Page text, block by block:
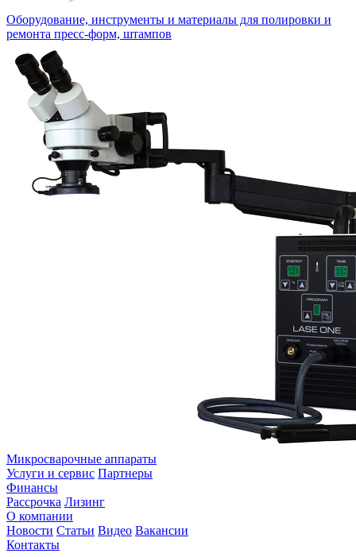
Оборудование, инструменты и материалы для полировки и
ремонта пресс-форм, штампов
Микросварочные аппараты
Услуги и сервис Партнеры
Финансы
Рассрочка Лизинг
О компании
Новости Статьи Видео Вакансии
Контакты